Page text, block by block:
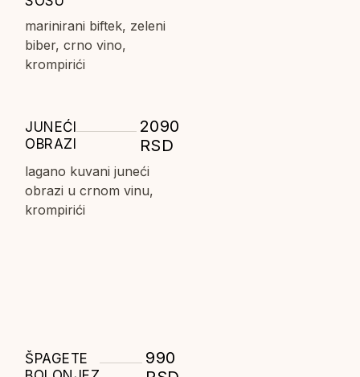
marinirani biftek, zeleni
biber, crno vino,
krompirići
JUNEĆI
OBRAZI
2090
RSD
lagano kuvani juneći
obrazi u crnom vinu,
krompirići
ŠPAGETE
990